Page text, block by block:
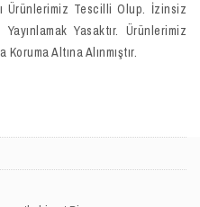
Ürünlerimiz Tescilli Olup. İzinsiz
Yasaktır. Ürünlerimiz
Altına Alınmıştır.